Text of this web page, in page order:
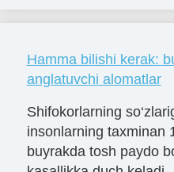
Hamma bilishi kerak:
anglatuvchi alomatlar
Shifokorlarning
insonlarning taxminan
buyrakda tosh paydo